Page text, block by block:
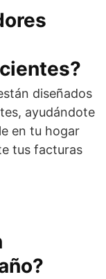
diseñados
ayudándote
en tu hogar
tus facturas